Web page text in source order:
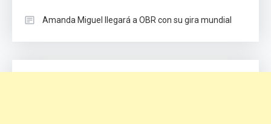
Amanda Miguel llegará a OBR con su gira mundial